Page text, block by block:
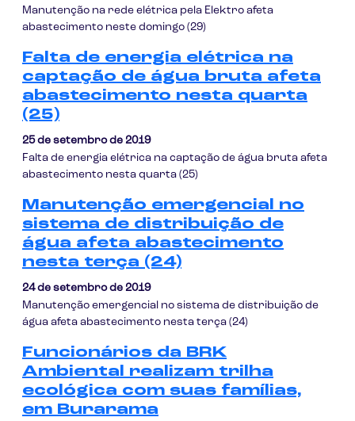
Manutenção na rede elétrica pela Elektro afeta
abastecimento neste domingo (29)
Falta de energia elétrica na
captação de água bruta afeta
abastecimento nesta quarta
(25)
25 de setembro de 2019
Falta de energia elétrica na captação de água bruta afeta
abastecimento nesta quarta (25)
Manutenção emergencial no
sistema de distribuição de
água afeta abastecimento
nesta terça (24)
24 de setembro de 2019
Manutenção emergencial no sistema de distribuição de
água afeta abastecimento nesta terça (24)
Funcionários da BRK
Ambiental realizam trilha
ecológica com suas famílias,
em Burarama